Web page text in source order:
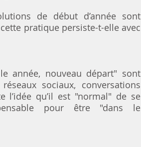
de début d’année sont
pratique persiste-t-elle avec
année, nouveau départ" sont
sociaux, conversations
l’idée qu’il est "normal" de se
pour être "dans le